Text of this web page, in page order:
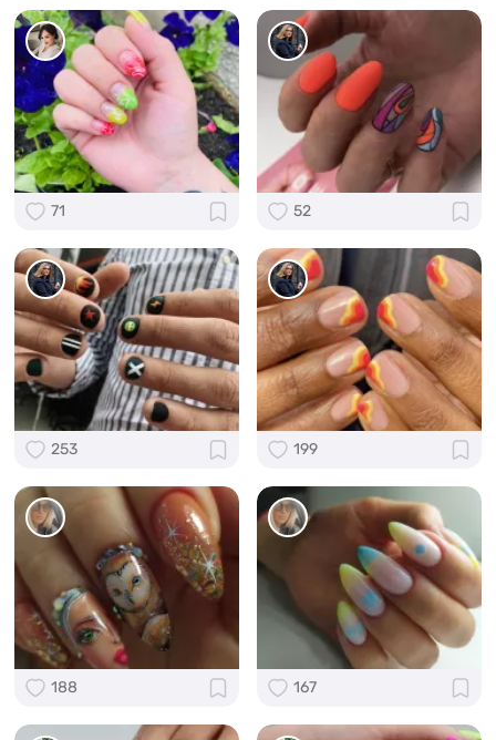
71 52
253 199
188 167